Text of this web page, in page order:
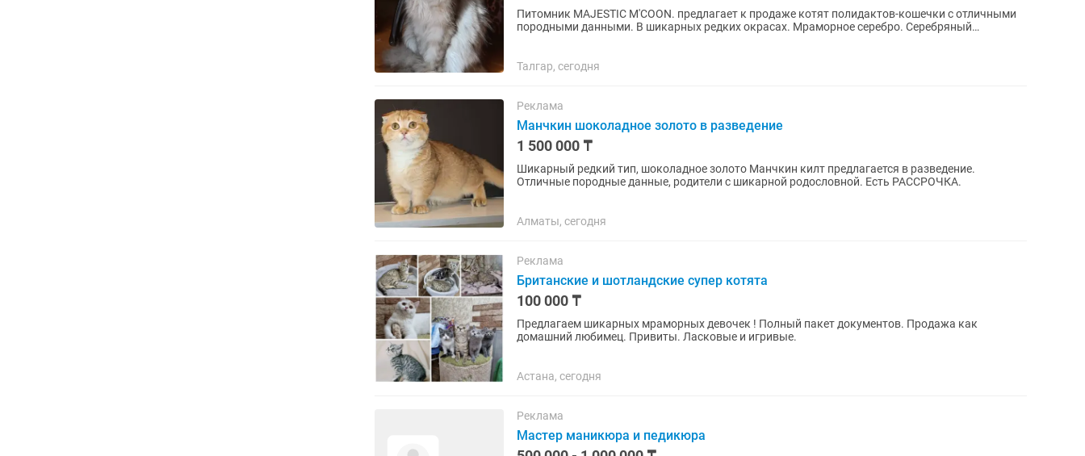
Питомник MAJESTIC M'COON. предлагает к продаже котят полидактов-кошечки с отличными
породными данными. В шикарных редких окрасах. Мраморное серебро. Серебряный
Талгар, сегодня
Реклама
Манчкин шоколадное золото в разведение
1 500 000 ₸
Шикарный редкий тип, шоколадное золото Манчкин килт предлагается в разведение.
Отличные породные данные, родители с шикарной родословной. Есть РАССРОЧКА.
Алматы, сегодня
Реклама
Британские и шотландские супер котята
100 000 ₸
Предлагаем шикарных мраморных девочек ! Полный пакет документов. Продажа как
домашний любимец. Привиты. Ласковые и игривые.
Астана, сегодня
Реклама
Мастер маникюра и педикюра